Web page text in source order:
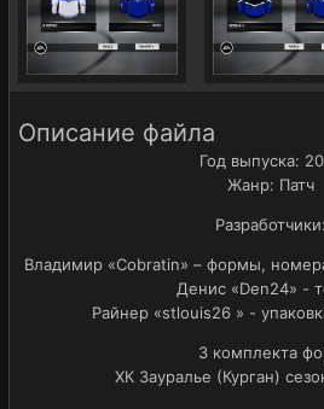
Описание файла
Год выпуска:
Жанр: Патч
Разработчики:
Владимир «Cobratin» – формы,
Денис «Den24» -
Райнер «stlouis26 » -
3 комплекта
ХК Зауралье (Курган)